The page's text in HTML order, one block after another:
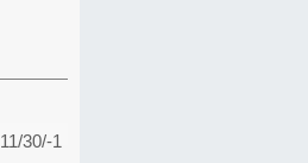
11/30/-1